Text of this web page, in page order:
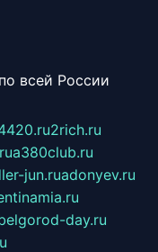
всей России
2rich.ru
a380club.ru
jun.ruadonyev.ru
day.ru